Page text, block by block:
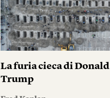
La furia cieca di Donald
Trump